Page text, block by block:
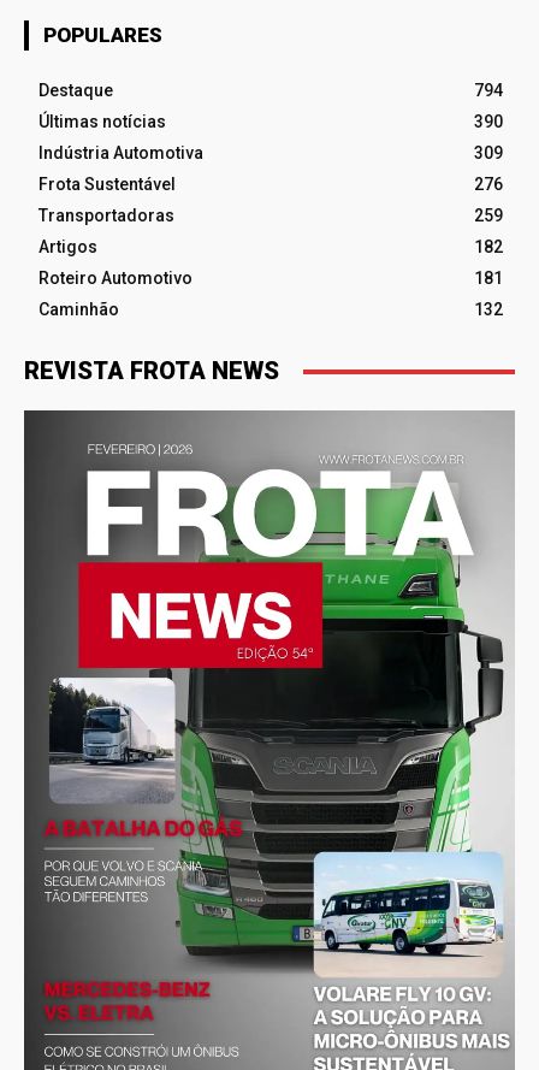
POPULARES
Destaque
794
Últimas notícias
390
Indústria Automotiva
309
Frota Sustentável
276
Transportadoras
259
Artigos
182
Roteiro Automotivo
181
Caminhão
132
REVISTA FROTA NEWS